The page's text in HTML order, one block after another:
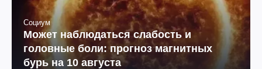
Социум
Может наблюдаться слабость и
головные боли: прогноз магнитных
бурь на 10 августа